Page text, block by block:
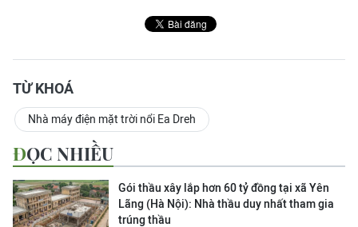
TỪ KHOÁ
Nhà máy điện mặt trời nổi Ea Dreh
ĐỌC NHIỀU
Gói thầu xây lắp hơn 60 tỷ đồng tại xã Yên
Lãng (Hà Nội): Nhà thầu duy nhất tham gia
trúng thầu